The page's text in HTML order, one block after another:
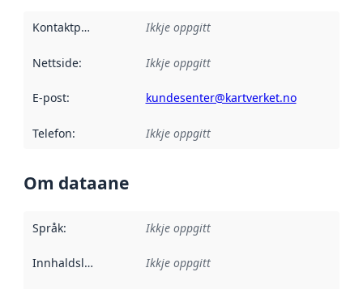
Kontaktpunkt Ikkje oppgitt
Nettside: Ikkje oppgitt
E-post: kundesenter@kartverket.no
Telefon: Ikkje oppgitt
Om dataane
Språk: Ikkje oppgitt
Innhaldsleverandørar :
Ikkje oppgitt